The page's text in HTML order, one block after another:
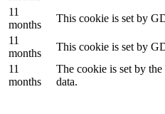
11
months
This cookie is set by
11
months
This cookie is set by
11
months
The cookie is set by
data.